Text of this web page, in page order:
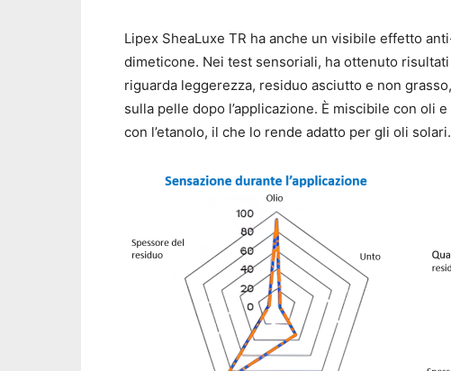
Lipex SheaLuxe TR ha anche un visibile effetto
dimeticone. Nei test sensoriali, ha ottenuto
riguarda leggerezza, residuo asciutto e non
sulla pelle dopo l’applicazione. È miscibile con oli
con l’etanolo, il che lo rende adatto per gli oli solari.